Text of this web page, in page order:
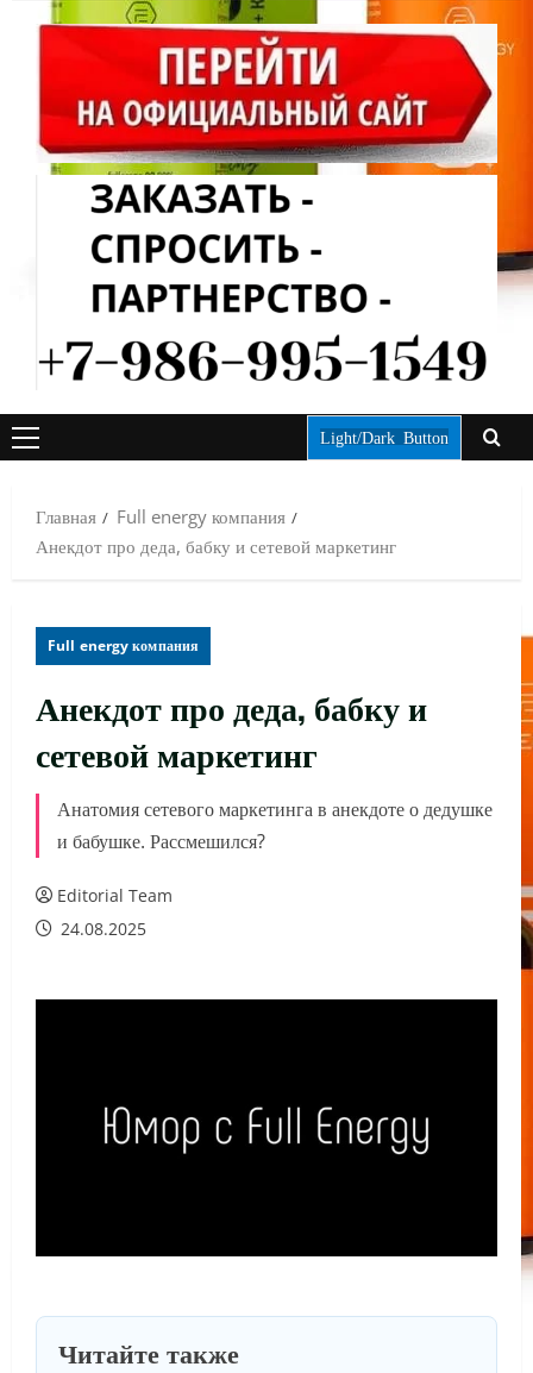
ОСНОВНОЕ
Light/Dark Button
Главная
Full energy компания
Анекдот про деда, бабку и сетевой маркетинг
Full energy компания
Анекдот про деда, бабку и
сетевой маркетинг
Анатомия сетевого маркетинга в анекдоте о дедушке
и бабушке. Рассмешился?
Editorial Team
24.08.2025
Читайте также